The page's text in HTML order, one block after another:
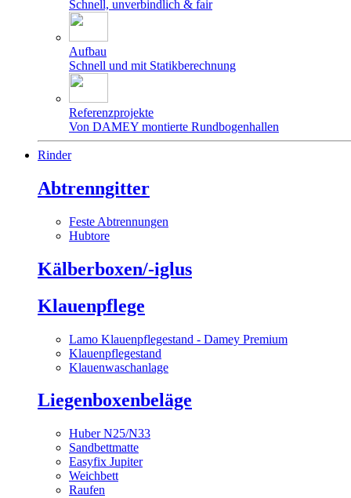
Schnell, unverbindlich & fair
Aufbau
Schnell und mit Statikberechnung
Referenzprojekte
Von DAMEY montierte Rundbogenhallen
Rinder
Abtrenngitter
Feste Abtrennungen
Hubtore
Kälberboxen/-iglus
Klauenpflege
Lamo Klauenpflegestand - Damey Premium
Klauenpflegestand
Klauenwaschanlage
Liegenboxenbeläge
Huber N25/N33
Sandbettmatte
Easyfix Jupiter
Weichbett
Raufen